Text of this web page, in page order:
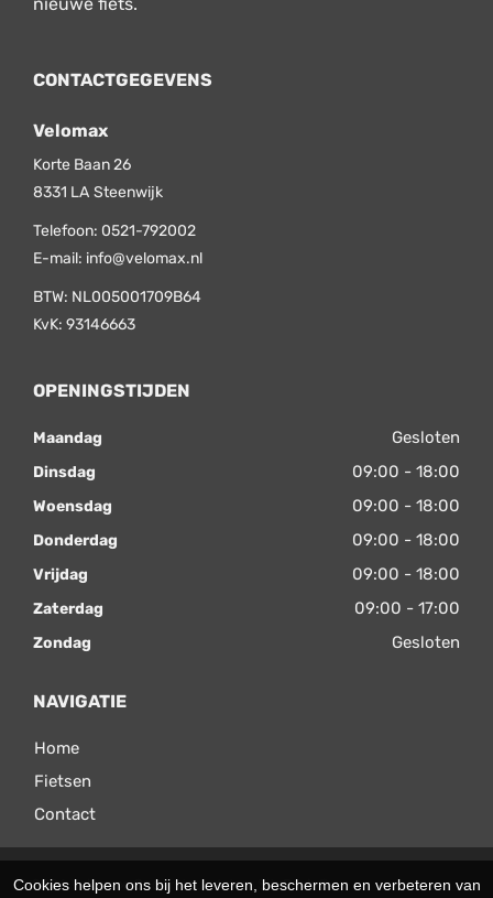
CONTACTGEGEVENS
Velomax
Korte Baan 26
8331 LA Steenwijk
Telefoon: 0521-792002
E-mail: info@velomax.nl
BTW: NL005001709B64
KvK: 93146663
OPENINGSTIJDEN
Maandag Gesloten
Dinsdag 09:00 - 18:00
Woensdag 09:00 - 18:00
Donderdag 09:00 - 18:00
Vrijdag 09:00 - 18:00
Zaterdag 09:00 - 17:00
Zondag Gesloten
NAVIGATIE
Home
Fietsen
Contact
© 2026 Velomax. Ondersteund door
SitePack ®
Cookies helpen ons bij het leveren, beschermen en verbeteren van